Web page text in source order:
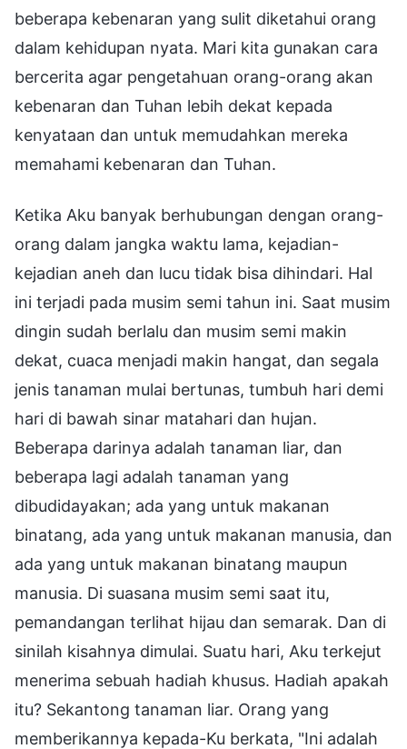
beberapa kebenaran yang sulit diketahui orang
dalam kehidupan nyata. Mari kita gunakan cara
bercerita agar pengetahuan orang-orang akan
kebenaran dan Tuhan lebih dekat kepada
kenyataan dan untuk memudahkan mereka
memahami kebenaran dan Tuhan.
Ketika Aku banyak berhubungan dengan orang-
orang dalam jangka waktu lama, kejadian-
kejadian aneh dan lucu tidak bisa dihindari. Hal
ini terjadi pada musim semi tahun ini. Saat musim
dingin sudah berlalu dan musim semi makin
dekat, cuaca menjadi makin hangat, dan segala
jenis tanaman mulai bertunas, tumbuh hari demi
hari di bawah sinar matahari dan hujan.
Beberapa darinya adalah tanaman liar, dan
beberapa lagi adalah tanaman yang
dibudidayakan; ada yang untuk makanan
binatang, ada yang untuk makanan manusia, dan
ada yang untuk makanan binatang maupun
manusia. Di suasana musim semi saat itu,
pemandangan terlihat hijau dan semarak. Dan di
sinilah kisahnya dimulai. Suatu hari, Aku terkejut
menerima sebuah hadiah khusus. Hadiah apakah
itu? Sekantong tanaman liar. Orang yang
memberikannya kepada-Ku berkata, "Ini adalah